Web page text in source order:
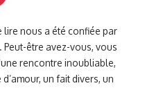
lire nous a été confiée par
être avez-vous, vous
rencontre inoubliable,
un fait divers, un